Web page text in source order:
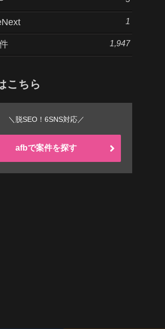
1
1,947
こちら
＼脱SEO！6SNS対応／
afbで案件を探す